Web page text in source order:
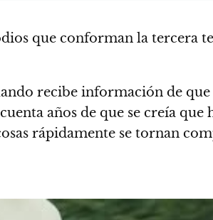
que conforman la tercera
recibe información de que
años de que se creía que
rápidamente se tornan